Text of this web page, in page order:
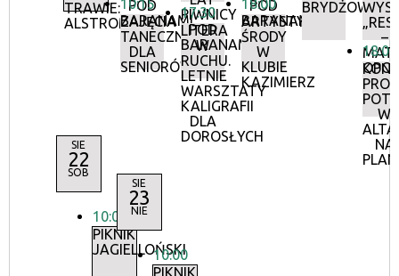
TRAWIE:
ALSTROMERIE
POD
BARANAMI
10:15
ZAJĘCIA
TANECZNE
DLA
SENIORÓW
PIWNICY
POD
BARANAMI
17:30
LITERA
W
RUCHU.
LETNIE
WARSZTATY
KALIGRAFII
DLA
DOROSŁYCH
POD
BARANAMI
18:00
ARTYSTYCZNE
ŚRODY
W
KLUBIE
KAZIMIERZ
BRYDŻOWY
–
18:00
W
NA
SIE
22
SOB
10:00
PIKNIK
JAGIELLOŃSKI
SIE
23
NIE
10:00
PIKNIK